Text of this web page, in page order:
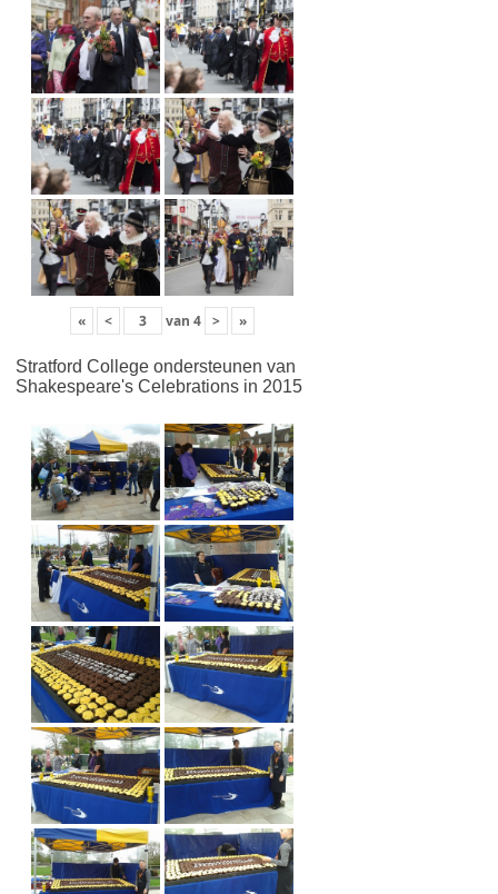
« < van 4 > »
Stratford College ondersteunen van
Shakespeare's Celebrations in 2015